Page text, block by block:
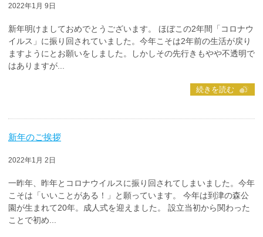
2022年1月 9日
新年明けましておめでとうございます。 ほぼこの2年間「コロナウ
イルス」に振り回されていました。今年こそは2年前の生活が戻り
ますようにとお願いをしました。しかしその先行きもやや不透明で
はありますが...
続きを読む
新年のご挨拶
2022年1月 2日
一昨年、昨年とコロナウイルスに振り回されてしまいました。今年
こそは「いいことがある！」と願っています。 今年は到津の森公
園が生まれて20年。成人式を迎えました。 設立当初から関わった
ことで初め...